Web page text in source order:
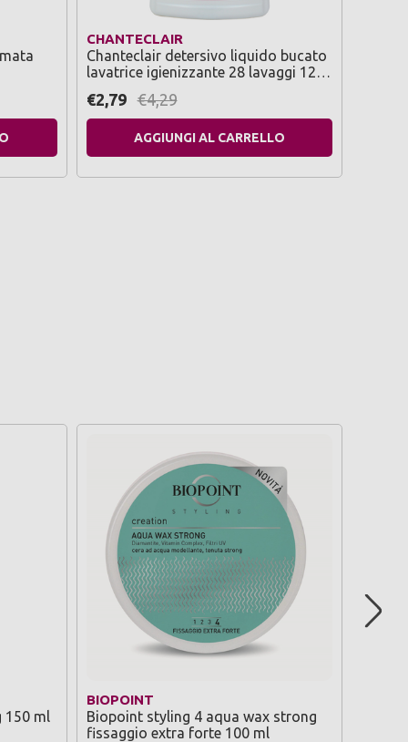
CHANTECLAIR
Chanteclair detersivo liquido bucato
lavatrice igienizzante 28 lavaggi 1260
€2,79 €4,29
AGGIUNGI AL CARRELLO
ml
BIOPOINT
Biopoint styling 4 aqua wax strong
fissaggio extra forte 100 ml